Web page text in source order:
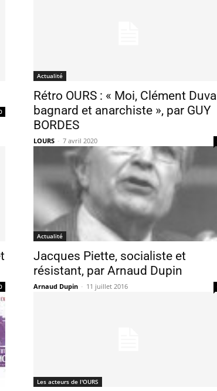
Actualité
Rétro OURS : « Moi, Clément
bagnard et anarchiste », par GUY
BORDES
LOURS - 7 avril 2020
Actualité
Jacques Piette, socialiste et
résistant, par Arnaud Dupin
Arnaud Dupin - 11 juillet 2016
Les acteurs de l'OURS